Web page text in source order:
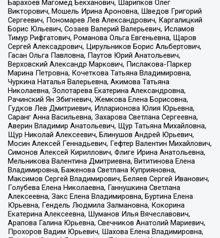
Барахоев Магомед Бекханович, Шарипков Олег
Викторович, Мошель Ирина Ароновна, Шведов Григорий
Сергеевич, Пономарев Лев Александрович, Каргалицкий
Борис Юльевич, Созаев Валерий Валерьевич, Исламов
Тимур Рифгатович, Романова Ольга Евгеньевна, Щаров
Сергей Алексадрович, Цирульников Борис Альбертович,
Гасан Ольга Павловна, Паутов Юрий Анатольевич,
Верховский Александр Маркович, Пислакова-Паркер
Марина Петровна, Кочеткова Татьяна Владимировна,
Чуркина Наталья Валерьевна, Акимова Татьяна
Николаевна, Золотарева Екатерина Александровна,
Рачинский Ян Збигневич, Жемкова Елена Борисовна,
Гудков Лев Дмитриевич, Илларионова Юлия Юрьевна,
Саранг Анна Васильевна, Захарова Светлана Сергеевна,
Аверин Владимир Анатольевич, Щур Татьяна Михайловна,
Щур Николай Алексеевич, Блинушов Андрей Юрьевич,
Мосин Алексей Геннадьевич, Гефтер Валентин Михайлович,
Симонов Алексей Кириллович, Флиге Ирина Анатольевна,
Мельникова Валентина Дмитриевна, Вититинова Елена
Владимировна, Баженова Светлана Куприяновна,
Максимов Сергей Владимирович, Беляев Сергей Иванович,
Голубева Елена Николаевна, Ганнушкина Светлана
Алексеевна, Закс Елена Владимировна, Буртина Елена
Юрьевна, Гендель Людмила Залмановна, Кокорина
Екатерина Алексеевна, Шуманов Илья Вячеславович,
Арапова Галина Юрьевна, Свечников Анатолий Мариевич,
Прохоров Вадим Юрьевич, Шахова Елена Владимировна,